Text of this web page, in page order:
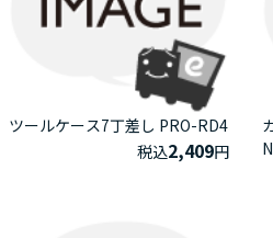
ツールケース7丁差し PRO-RD4
税込2,409円